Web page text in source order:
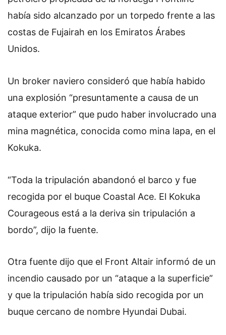
había sido alcanzado por un torpedo frente a las
costas de Fujairah en los Emiratos Árabes
Unidos.
Un broker naviero consideró que había habido
una explosión “presuntamente a causa de un
ataque exterior” que pudo haber involucrado una
mina magnética, conocida como mina lapa, en el
Kokuka.
“Toda la tripulación abandonó el barco y fue
recogida por el buque Coastal Ace. El Kokuka
Courageous está a la deriva sin tripulación a
bordo”, dijo la fuente.
Otra fuente dijo que el Front Altair informó de un
incendio causado por un “ataque a la superficie”
y que la tripulación había sido recogida por un
buque cercano de nombre Hyundai Dubai.